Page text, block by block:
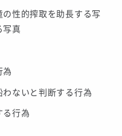
性的搾取を助長する写
写真
為
ないと判断する行為
る行為